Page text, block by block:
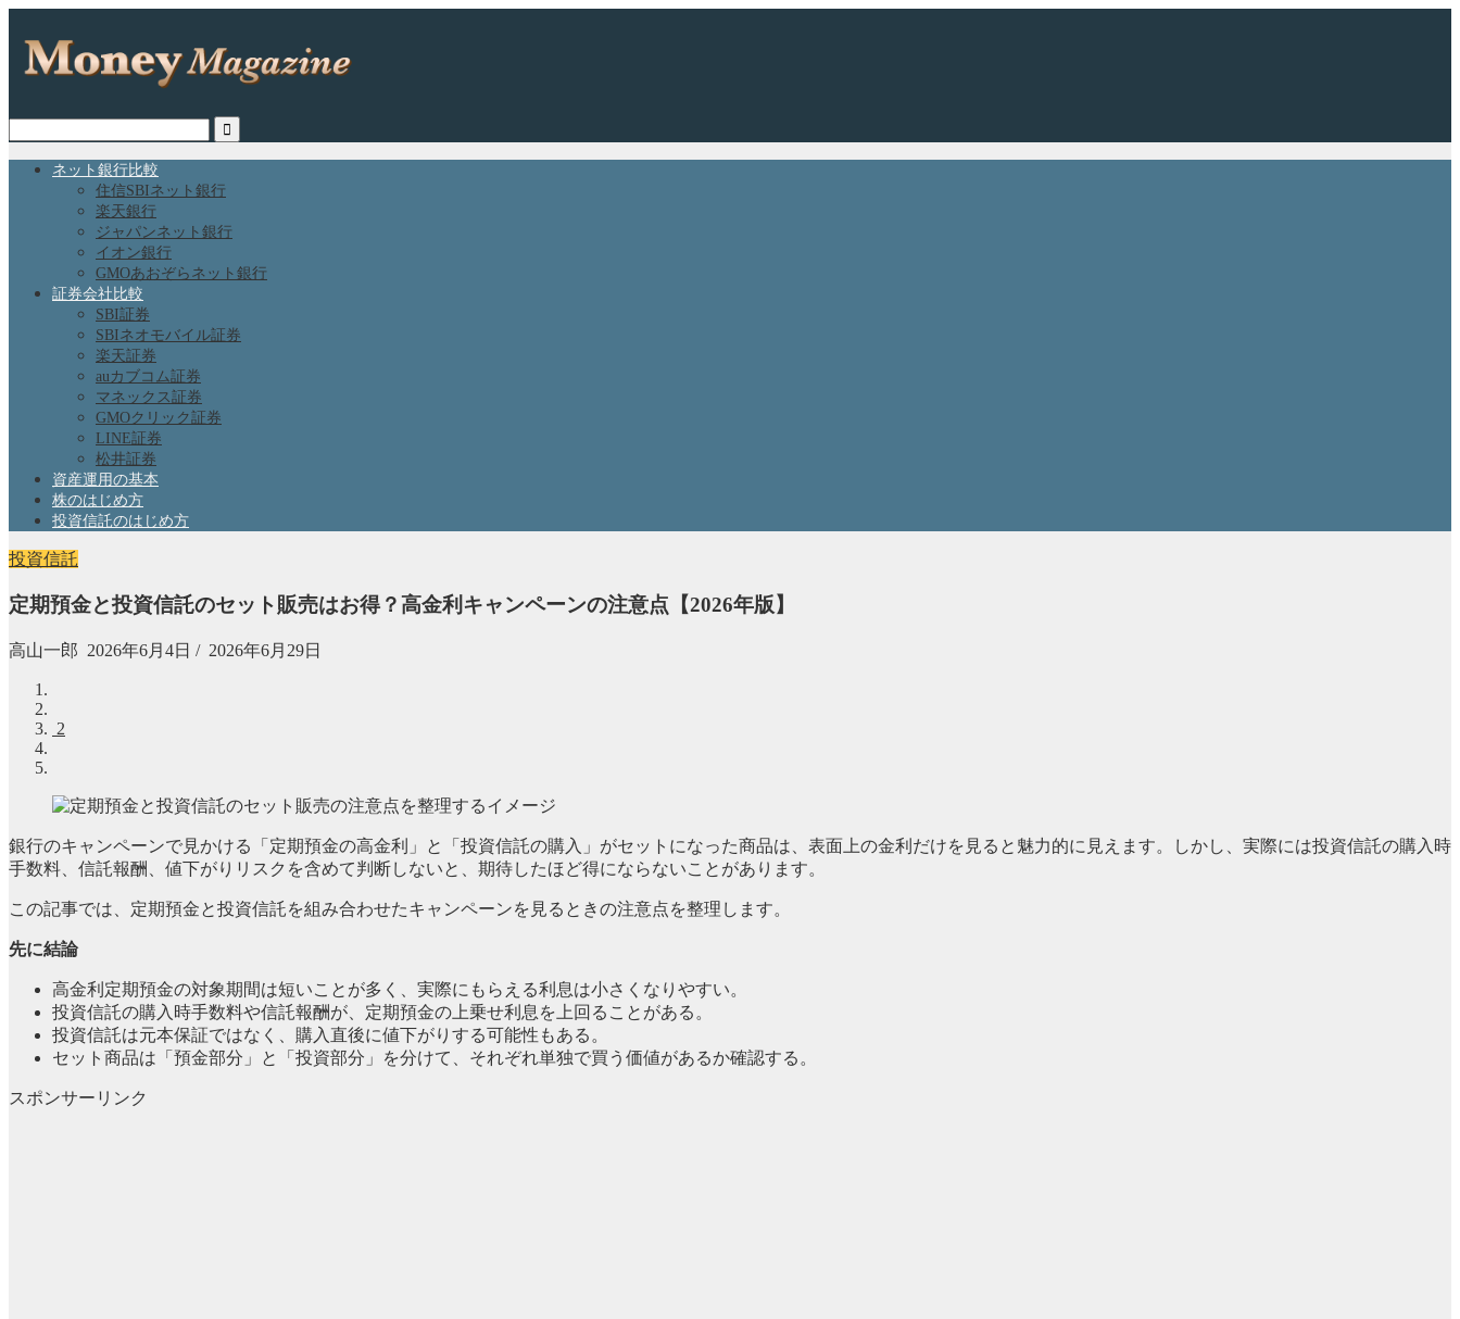
ネット銀行比較
住信SBIネット銀行
楽天銀行
ジャパンネット銀行
イオン銀行
GMOあおぞらネット銀行
証券会社比較
SBI証券
SBIネオモバイル証券
楽天証券
auカブコム証券
マネックス証券
GMOクリック証券
LINE証券
松井証券
資産運用の基本
株のはじめ方
投資信託のはじめ方
投資信託
定期預金と投資信託のセット販売はお得？高金利キャンペーンの注意点【2026年版】
高山一郎 2026年6月4日 / 2026年6月29日
2
銀行のキャンペーンで見かける「定期預金の高金利」と「投資信託の購入」がセットになった商品は、表面上の金利だけを見ると魅力的に見えます。しかし、実際には投資信託の購入時
手数料、信託報酬、値下がりリスクを含めて判断しないと、期待したほど得にならないことがあります。
この記事では、定期預金と投資信託を組み合わせたキャンペーンを見るときの注意点を整理します。
先に結論
高金利定期預金の対象期間は短いことが多く、実際にもらえる利息は小さくなりやすい。
投資信託の購入時手数料や信託報酬が、定期預金の上乗せ利息を上回ることがある。
投資信託は元本保証ではなく、購入直後に値下がりする可能性もある。
セット商品は「預金部分」と「投資部分」を分けて、それぞれ単独で買う価値があるか確認する。
スポンサーリンク